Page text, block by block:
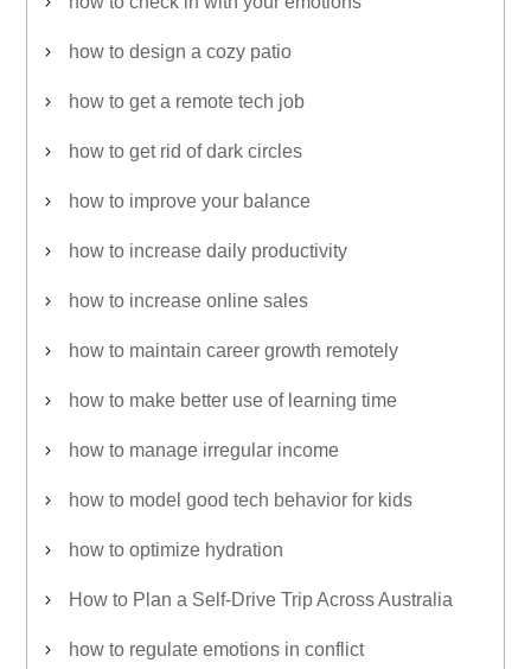
how to design a cozy patio
how to get a remote tech job
how to get rid of dark circles
how to improve your balance
how to increase daily productivity
how to increase online sales
how to maintain career growth remotely
how to make better use of learning time
how to manage irregular income
how to model good tech behavior for kids
how to optimize hydration
How to Plan a Self-Drive Trip Across Australia
how to regulate emotions in conflict